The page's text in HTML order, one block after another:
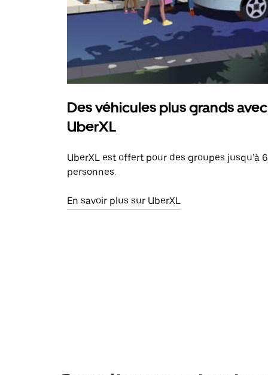
Des véhicules plus grands avec
UberXL
UberXL est offert pour des groupes jusqu’à 6
personnes.
En savoir plus sur UberXL